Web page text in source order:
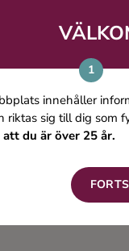
innehåller
riktas sig till dig som
du är över 25 år.
Orange
Aperitif